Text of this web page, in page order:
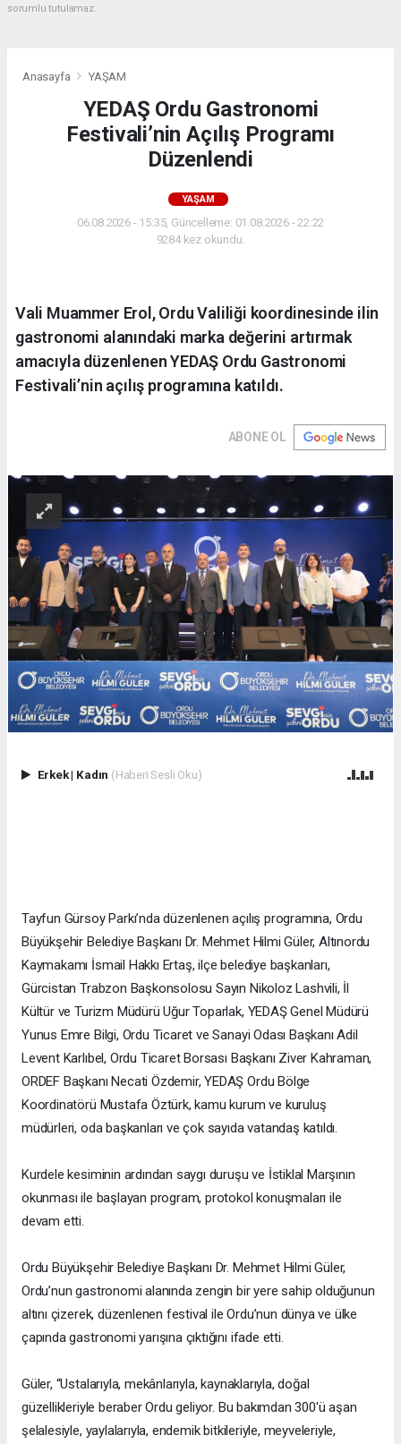
sorumlu tutulamaz.
Anasayfa YAŞAM
YEDAŞ Ordu Gastronomi
Festivali’nin Açılış Programı
Düzenlendi
YAŞAM
06.08.2026 - 15:35, Güncelleme: 01.08.2026 - 22:22
9284 kez okundu.
Vali Muammer Erol, Ordu Valiliği koordinesinde ilin
gastronomi alanındaki marka değerini artırmak
amacıyla düzenlenen YEDAŞ Ordu Gastronomi
Festivali’nin açılış programına katıldı.
ABONE OL
Erkek| Kadın (Haberi Sesli Oku)
Tayfun Gürsoy Parkı’nda düzenlenen açılış programına, Ordu
Büyükşehir Belediye Başkanı Dr. Mehmet Hilmi Güler, Altınordu
Kaymakamı İsmail Hakkı Ertaş, ilçe belediye başkanları,
Gürcistan Trabzon Başkonsolosu Sayın Nikoloz Lashvili, İl
Kültür ve Turizm Müdürü Uğur Toparlak, YEDAŞ Genel Müdürü
Yunus Emre Bilgi, Ordu Ticaret ve Sanayi Odası Başkanı Adil
Levent Karlıbel, Ordu Ticaret Borsası Başkanı Ziver Kahraman,
ORDEF Başkanı Necati Özdemir, YEDAŞ Ordu Bölge
Koordinatörü Mustafa Öztürk, kamu kurum ve kuruluş
müdürleri, oda başkanları ve çok sayıda vatandaş katıldı.
Kurdele kesiminin ardından saygı duruşu ve İstiklal Marşının
okunması ile başlayan program, protokol konuşmaları ile
devam etti.
Ordu Büyükşehir Belediye Başkanı Dr. Mehmet Hilmi Güler,
Ordu’nun gastronomi alanında zengin bir yere sahip olduğunun
altını çizerek, düzenlenen festival ile Ordu’nun dünya ve ülke
çapında gastronomi yarışına çıktığını ifade etti.
Güler, “Ustalarıyla, mekânlarıyla, kaynaklarıyla, doğal
güzellikleriyle beraber Ordu geliyor. Bu bakımdan 300'ü aşan
şelalesiyle, yaylalarıyla, endemik bitkileriyle, meyveleriyle,